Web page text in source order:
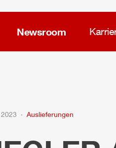
Newsroom
Auslieferungen